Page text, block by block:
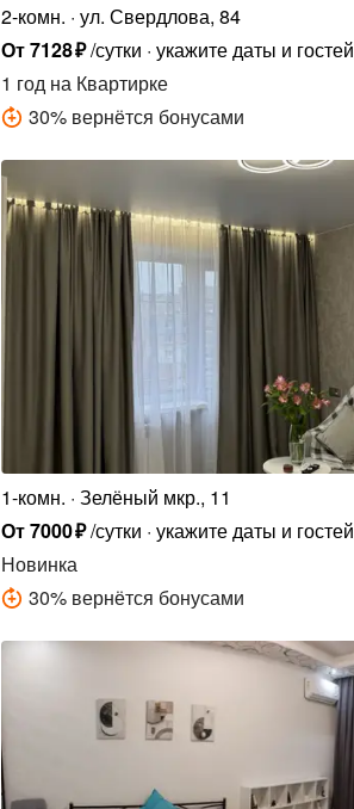
2-комн. ул. Свердлова, 84
От7128₽/сутки укажите даты и гостей
1 год на Квартирке
30% вернётся бонусами
1-комн. Зелёный мкр., 11
От7000₽/сутки укажите даты и гостей
Новинка
30% вернётся бонусами